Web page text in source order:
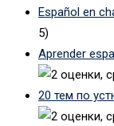
Español en
5)
Aprender
20 тем по